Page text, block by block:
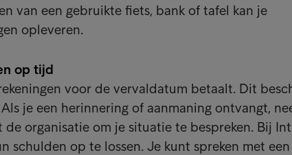
van een gebruikte fiets, bank of tafel kan je
opleveren.
op tijd
voor de vervaldatum betaalt. Dit
je een herinnering of aanmaning ontvangt,
organisatie om je situatie te bespreken. Bij
schulden op te lossen. Je kunt spreken met een